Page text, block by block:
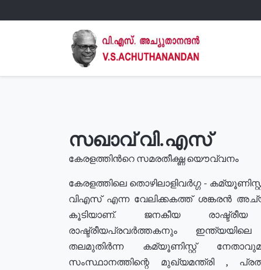
സഖാവ് വി.എസ്
കേരളത്തിൻറെ സമരതീക്ഷ്ണ യൌവ്വനം
കേരളത്തിലെ തൊഴിലാളിവർഗ്ഗ -
വിഎസ് എന്ന വേലിക്കകത്ത് ശങ്കരൻ
കൂടിയാണ്. ജനകീയ
രാഷ്ട്രീയപ്രവർത്തകനും ഇന്ത്യയിലെ
തലമുതിർന്ന കമ്യൂണിസ്റ്റ്
സംസ്ഥാനത്തിന്റെ മുഖ്യമന്ത്രി ,